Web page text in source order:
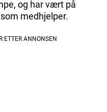
og har vært på
medhjelper.